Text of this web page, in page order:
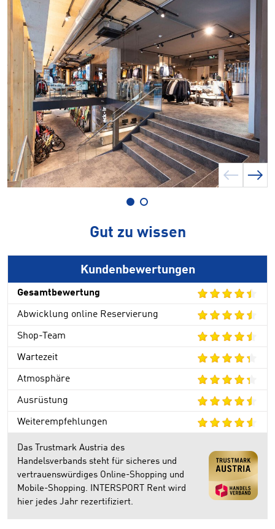
Gut zu wissen
Kundenbewertungen
Gesamtbewertung
Abwicklung online Reservierung
Shop-Team
Wartezeit
Atmosphäre
Ausrüstung
Weiterempfehlungen
Das Trustmark Austria des
Handelsverbands steht für sicheres und
vertrauenswürdiges Online-Shopping und
Mobile-Shopping. INTERSPORT Rent wird
hier jedes Jahr rezertifiziert.